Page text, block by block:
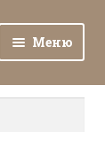
Меню